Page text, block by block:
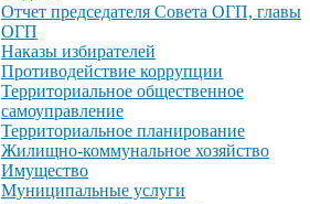
Отчет председателя Совета ОГП, главы
ОГП
Наказы избирателей
Противодействие коррупции
Территориальное общественное
самоуправление
Территориальное планирование
Жилищно-коммунальное хозяйство
Имущество
Муниципальные услуги